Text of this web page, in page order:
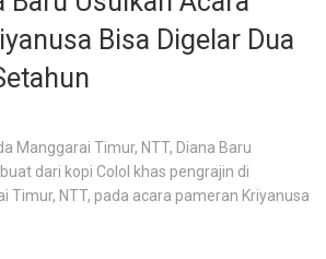
Bisa Digelar Dua
Manggarai Timur, NTT, Diana Baru
dari kopi Colol khas pengrajin di
Timur, NTT, pada acara pameran Kriyanusa